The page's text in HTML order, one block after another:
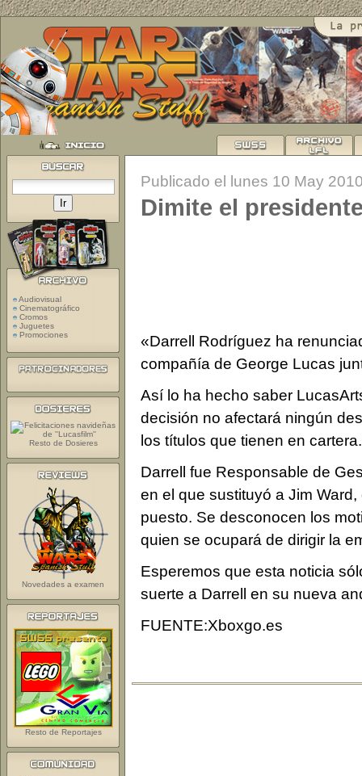
Publicado el lunes 10 May
Dimite el
«Darrell Rodríguez ha
compañía de George Lucas
Así lo ha hecho saber
decisión no afectará ningún
los títulos que tienen en cartera.
Darrell fue Responsable de
en el que sustituyó a Jim
puesto. Se desconocen los
quien se ocupará de dirigir la
Esperemos que esta noticia
suerte a Darrell en su nueva
FUENTE:Xboxgo.es
Audiovisual
Cinematográfico
Cromos
Juguetes
Promociones
Resto de Dosieres
Novedades a examen
Resto de Reportajes